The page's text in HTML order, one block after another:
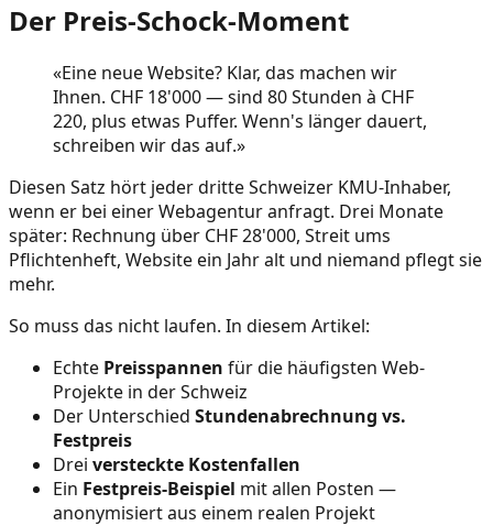
Der Preis-Schock-Moment
«Eine neue Website? Klar, das machen wir
Ihnen. CHF 18'000 — sind 80 Stunden à CHF
220, plus etwas Puffer. Wenn's länger dauert,
schreiben wir das auf.»
Diesen Satz hört jeder dritte Schweizer KMU-Inhaber,
wenn er bei einer Webagentur anfragt. Drei Monate
später: Rechnung über CHF 28'000, Streit ums
Pflichtenheft, Website ein Jahr alt und niemand pflegt sie
mehr.
So muss das nicht laufen. In diesem Artikel:
Echte Preisspannen für die häufigsten Web-
Projekte in der Schweiz
Der Unterschied Stundenabrechnung vs.
Festpreis
Drei versteckte Kostenfallen
Ein Festpreis-Beispiel mit allen Posten —
anonymisiert aus einem realen Projekt